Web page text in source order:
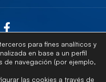
para fines analíticos y
en base a un perfil
navegación (por ejemplo,
las cookies a través de